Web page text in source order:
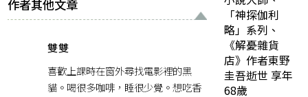
作者其他文章
雙雙
喜歡上課時在窗外尋找電影裡的黑
貓。喝很多咖啡，睡很少覺。想吃香
「神探伽利
略」系列、
《解憂雜貨
店》作者東野
圭吾逝世 享年
68歲